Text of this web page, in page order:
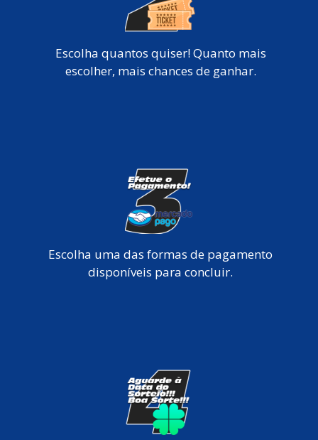
Escolha quantos quiser! Quanto mais
escolher, mais chances de ganhar.
Escolha uma das formas de pagamento
disponíveis para concluir.